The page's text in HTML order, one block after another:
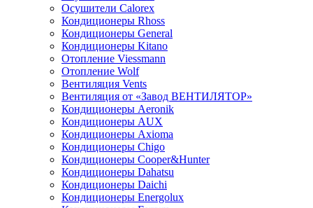
Осушители Calorex
Кондиционеры Rhoss
Кондиционеры General
Кондиционеры Kitano
Отопление Viessmann
Отопление Wolf
Вентиляция Vents
Вентиляция от «Завод ВЕНТИЛЯТОР»
Кондиционеры Aeronik
Кондиционеры AUX
Кондиционеры Axioma
Кондиционеры Chigo
Кондиционеры Cooper&Hunter
Кондиционеры Dahatsu
Кондиционеры Daichi
Кондиционеры Energolux